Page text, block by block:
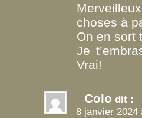
choses à
On en sort
Je
Vrai!
Colo dit :
8 janvier 2024